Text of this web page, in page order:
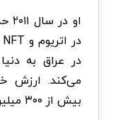
در عراق به
بیش از ۳۰۰ میلیون دلار بود.